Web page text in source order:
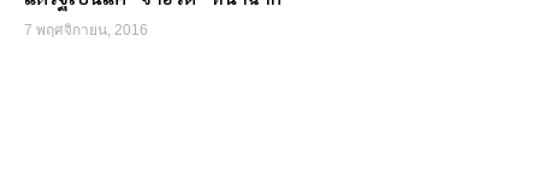
7 พฤศจิกายน, 2016